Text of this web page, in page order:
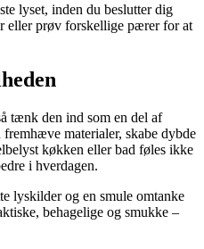
lyset, inden du beslutter dig
eller prøv forskellige pærer for at
tænk den ind som en del af
materialer, skabe dybde
køkken eller bad føles ikke
i hverdagen.
lyskilder og en smule omtanke
behagelige og smukke –